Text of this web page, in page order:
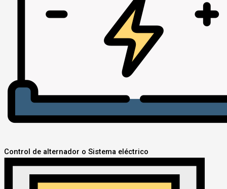
Control de alternador o Sistema eléctrico